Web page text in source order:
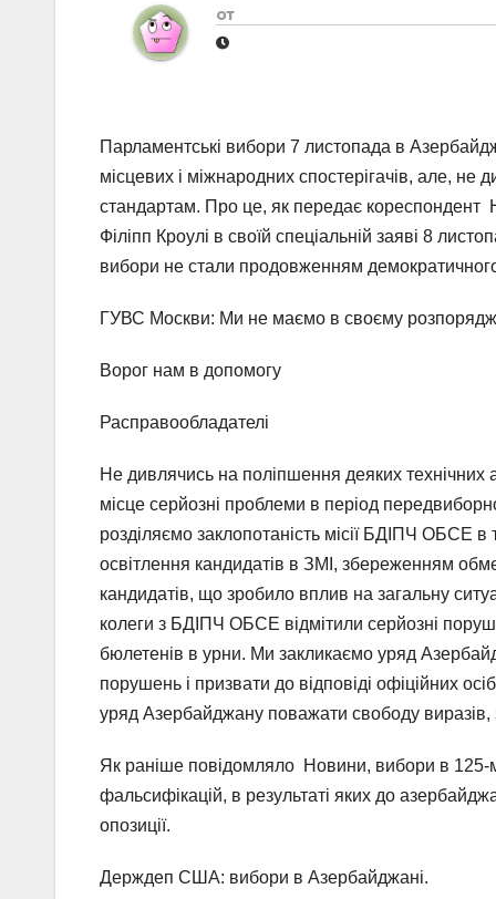
от
Парламентські вибори 7 листопада в
місцевих і міжнародних спостерігачів, але,
стандартам. Про це, як передає
Філіпп Кроулі в своїй спеціальній заяві 8
вибори не стали продовженням
ГУВС Москви: Ми не маємо в своєму
Ворог нам в допомогу
Расправообладателі
Не дивлячись на поліпшення деяких технічних
місце серйозні проблеми в період
розділяємо заклопотаність місії БДІПЧ ОБСЕ
освітлення кандидатів в ЗМІ, збереженням
кандидатів, що зробило вплив на загальну
колеги з БДІПЧ ОБСЕ відмітили серйозні
бюлетенів в урни. Ми закликаємо уряд
порушень і призвати до відповіді офіційних
уряд Азербайджану поважати свободу виразів,
Як раніше повідомляло Новини, вибори в 125-
фальсифікацій, в результаті яких до
опозиції.
Держдеп США: вибори в Азербайджані.